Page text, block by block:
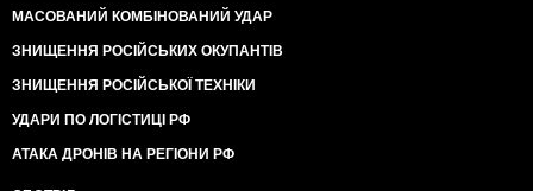
МАСОВАНИЙ КОМБІНОВАНИЙ УДАР
ЗНИЩЕННЯ РОСІЙСЬКИХ ОКУПАНТІВ
ЗНИЩЕННЯ РОСІЙСЬКОЇ ТЕХНІКИ
УДАРИ ПО ЛОГІСТИЦІ РФ
АТАКА ДРОНІВ НА РЕГІОНИ РФ